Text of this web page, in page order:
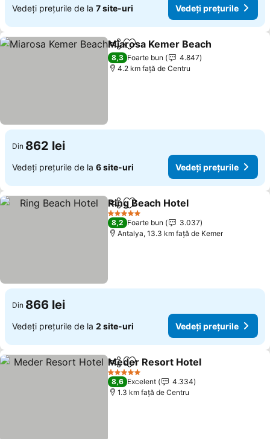
Vedeți prețurile de la 7 site-uri Vedeți prețurile
DistribuițiAdăugaţi la favorite
Miarosa Kemer Beach
8,3 Foarte bun
4.847
4.2 km faţă de Centru
Din 862 lei
Vedeți prețurile de la 6 site-uri Vedeți prețurile
DistribuițiAdăugaţi la favorite
Ring Beach Hotel
5 Stele
8,2 Foarte bun
3.037
Antalya, 13.3 km faţă de Kemer
Din 866 lei
Vedeți prețurile de la 2 site-uri Vedeți prețurile
DistribuițiAdăugaţi la favorite
Meder Resort Hotel
5 Stele
8,6 Excelent
4.334
1.3 km faţă de Centru